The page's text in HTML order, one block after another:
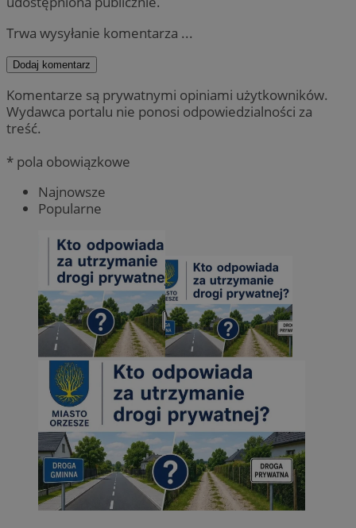
Trwa wysyłanie komentarza ...
Dodaj komentarz
Komentarze są prywatnymi opiniami użytkowników.
Wydawca portalu nie ponosi odpowiedzialności za
treść.
* pola obowiązkowe
Najnowsze
Popularne